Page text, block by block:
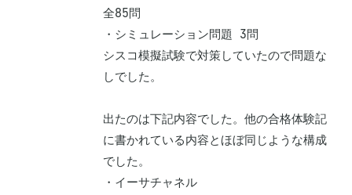
全85問
・シミュレーション問題 3問
シスコ模擬試験で対策していたので問題な
しでした。
出たのは下記内容でした。他の合格体験記
に書かれている内容とほぼ同じような構成
でした。
・イーサチャネル